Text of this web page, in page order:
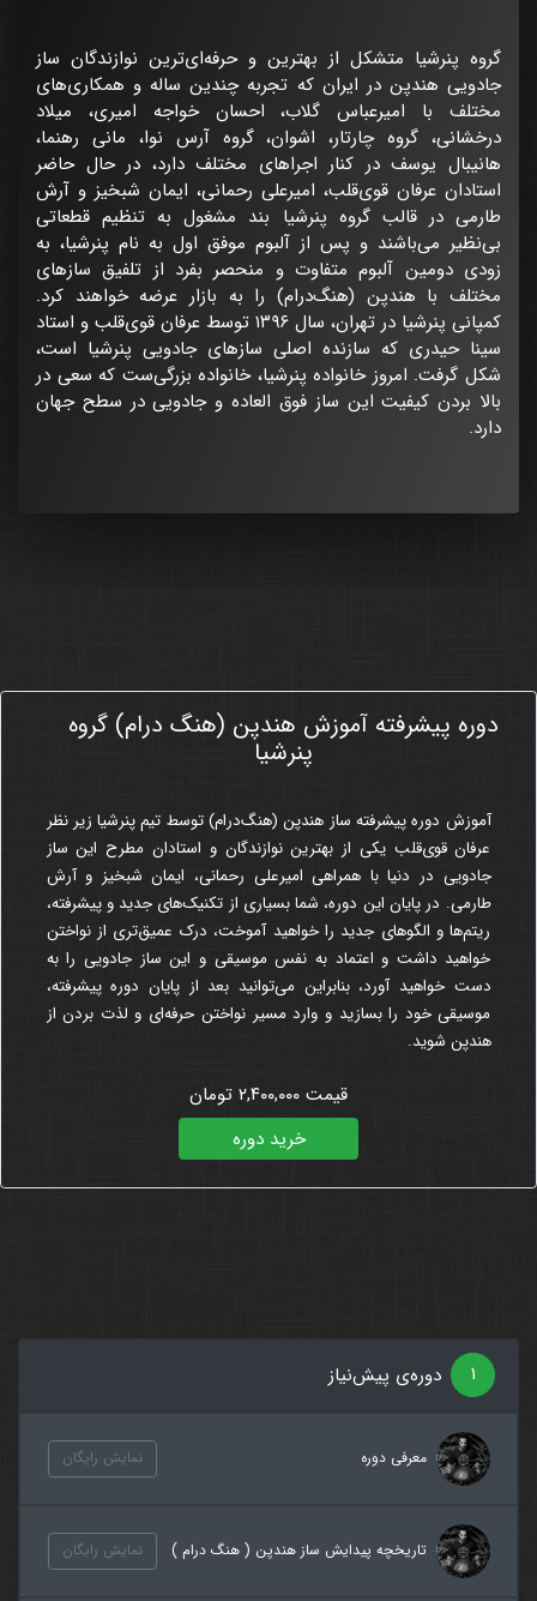
گروه پنرشیا متشکل از بهترین و حرفه‌ای‌ترین نوازندگان ساز
جادویی هندپن در ایران که تجربه چندین ساله و همکاری‌های
مختلف با امیرعباس گلاب، احسان خواجه امیری، میلاد
درخشانی، گروه چارتار، اشوان، گروه آرس نوا، مانی رهنما،
هانیبال یوسف در کنار اجراهای مختلف دارد، در حال حاضر
استادان عرفان قوی‌قلب، امیرعلی رحمانی، ایمان شبخیز و آرش
طارمی در قالب گروه پنرشیا بند مشغول به تنظیم قطعاتی
بی‌نظیر می‌باشند و پس از آلبوم موفق اول به نام پنرشیا، به
زودی دومین آلبوم متفاوت و منحصر بفرد از تلفیق سازهای
مختلف با هندپن (هنگ‌درام) را به بازار عرضه خواهند کرد.
کمپانی پنرشیا در تهران، سال ۱۳۹۶ توسط عرفان قوی‌قلب و استاد
سینا حیدری که سازنده اصلی سازهای جادویی پنرشیا است،
شکل گرفت. امروز خانواده پنرشیا، خانواده بزرگی‌ست که سعی در
بالا بردن کیفیت این ساز فوق العاده و جادویی در سطح جهان
دارد.
دوره پیشرفته آموزش هندپن (هنگ درام) گروه
پنرشیا
آموزش دوره پیشرفته ساز هندپن (هنگ‌درام) توسط تیم پنرشیا زیر نظر
عرفان قوی‌قلب یکی از بهترین نوازندگان و استادان مطرح این ساز
جادویی در دنیا با همراهی امیرعلی رحمانی، ایمان شبخیز و آرش
طارمی. در پایان این دوره، شما بسیاری از تکنیک‌های جدید و پیشرفته،
ریتم‌ها و الگوهای جدید را خواهید آموخت، درک عمیق‌تری از نواختن
خواهید داشت و اعتماد به نفس موسیقی و این ساز جادویی را به
دست خواهید آورد، بنابراین می‌توانید بعد از پایان دوره پیشرفته،
موسیقی خود را بسازید و وارد مسیر نواختن حرفه‌ای و لذت بردن از
هندپن شوید.
قیمت ۲,۴۰۰,۰۰۰ تومان
خرید دوره
۱ دوره‌ی پیش‌نیاز
معرفی دوره نمایش رایگان
تاریخچه پیدایش ساز هندپن ( هنگ درام ) نمایش رایگان